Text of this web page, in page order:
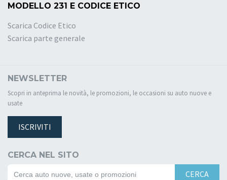
MODELLO 231 E CODICE ETICO
Scarica Codice Etico
Scarica parte generale
NEWSLETTER
Scopri in anteprima le novità, le promozioni, le occasioni su auto nuove e
usate
ISCRIVITI
CERCA NEL SITO
CERCA